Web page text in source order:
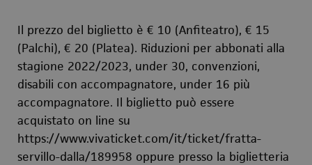
Il prezzo del biglietto è € 10 (Anfiteatro), € 15
(Palchi), € 20 (Platea). Riduzioni per abbonati alla
stagione 2022/2023, under 30, convenzioni,
disabili con accompagnatore, under 16 più
accompagnatore. Il biglietto può essere
acquistato on line su
https://www.vivaticket.com/it/ticket/fratta-
servillo-dalla/189958 oppure presso la biglietteria